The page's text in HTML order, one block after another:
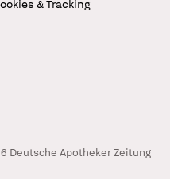
& Tracking
Deutsche Apotheker Zeitung